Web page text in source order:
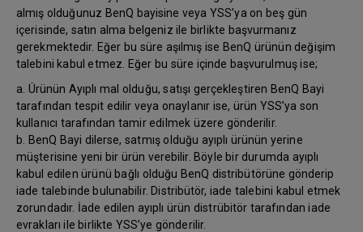
almış olduğunuz BenQ bayisine veya YSS’ya on beş gün
içerisinde, satın alma belgeniz ile birlikte başvurmanız
gerekmektedir. Eğer bu süre aşılmış ise BenQ ürünün değişim
talebini kabul etmez. Eğer bu süre içinde başvurulmuş ise;
a. Ürünün Ayıplı mal olduğu, satışı gerçekleştiren BenQ Bayi
tarafından tespit edilir veya onaylanır ise, ürün YSS’ya son
kullanıcı tarafından tamir edilmek üzere gönderilir.
b. BenQ Bayi dilerse, satmış olduğu ayıplı ürünün yerine
müşterisine yeni bir ürün verebilir. Böyle bir durumda ayıplı
kabul edilen ürünü bağlı olduğu BenQ distribütörüne gönderip
iade talebinde bulunabilir. Distribütör, iade talebini kabul etmek
zorundadır. İade edilen ayıplı ürün distrübitör tarafından iade
evrakları ile birlikte YSS’ye gönderilir.